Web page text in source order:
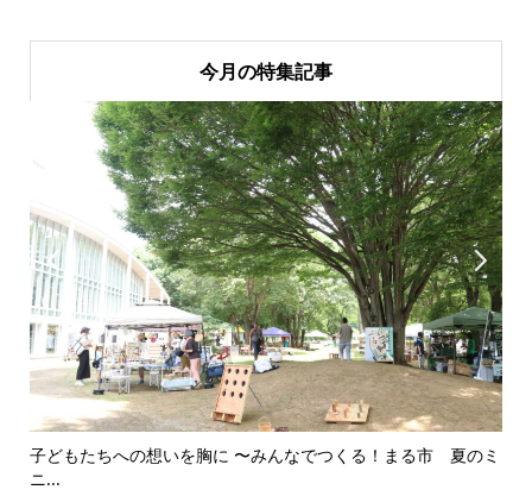
今月の特集記事

子どもたちへの想いを胸に 〜みんなでつくる！まる市 夏のミ
ニ...
